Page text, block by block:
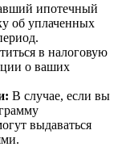
ипотечный
об уплаченных
в налоговую
о ваших
В случае, если вы
выдаваться